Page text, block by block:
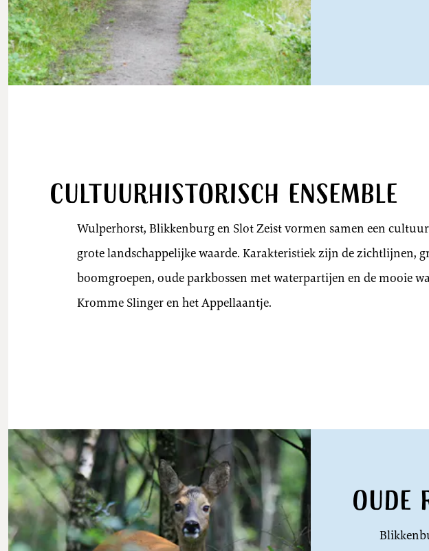
Cultuurhistorisch ensemble
Wulperhorst, Blikkenburg en Slot Zeist vormen samen een
grote landschappelijke waarde. Karakteristiek zijn de zichtlijnen,
boomgroepen, oude parkbossen met waterpartijen en de mooie
Kromme Slinger en het Appellaantje.